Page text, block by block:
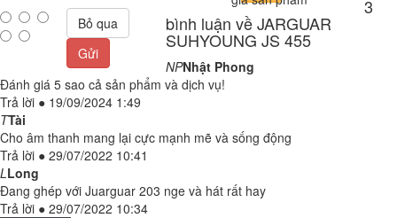
Bỏ qua
Gửi
3
bình luận về JARGUAR
SUHYOUNG JS 455
NPNhật Phong
Đánh giá 5 sao cả sản phẩm và dịch vụ!
Trả lời ● 19/09/2024 1:49
TTài
Cho âm thanh mang lại cực mạnh mẽ và sống động
Trả lời ● 29/07/2022 10:41
LLong
Đang ghép với Juarguar 203 nge và hát rất hay
Trả lời ● 29/07/2022 10:34